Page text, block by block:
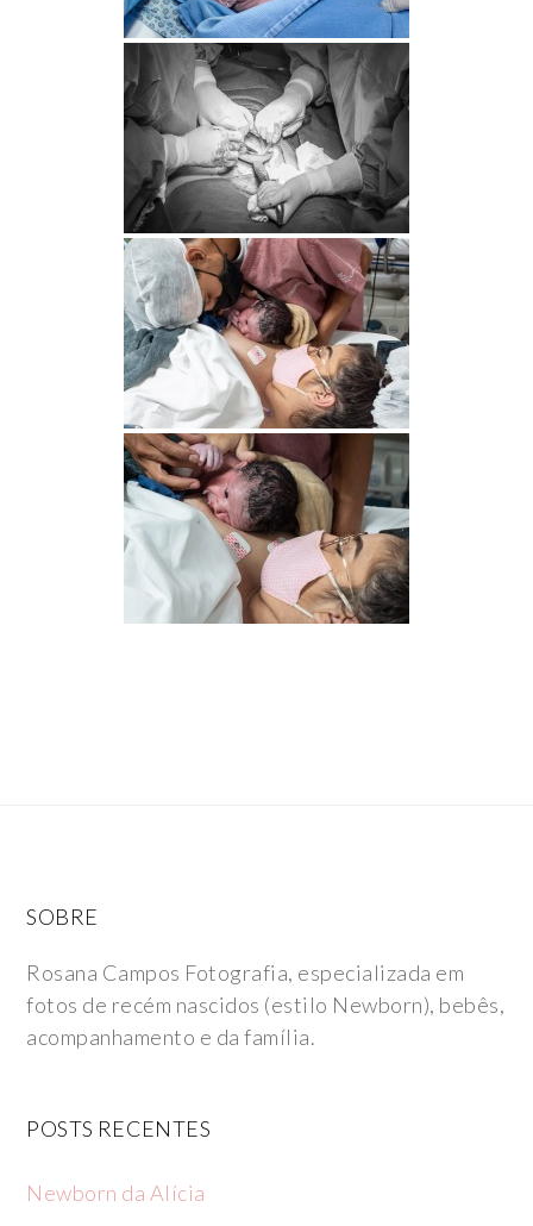
SOBRE
Rosana Campos Fotografia, especializada em
fotos de recém nascidos (estilo Newborn), bebês,
acompanhamento e da família.
POSTS RECENTES
Newborn da Alícia